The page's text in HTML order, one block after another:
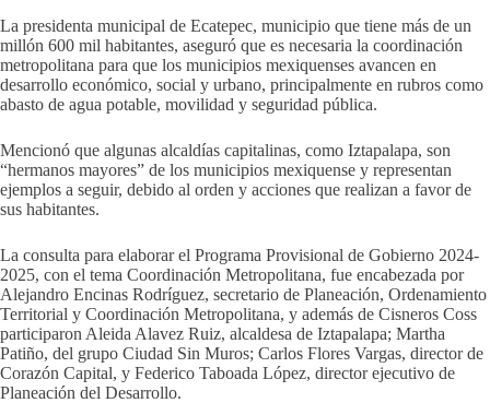
La presidenta municipal de Ecatepec, municipio que tiene más de un
millón 600 mil habitantes, aseguró que es necesaria la coordinación
metropolitana para que los municipios mexiquenses avancen en
desarrollo económico, social y urbano, principalmente en rubros como
abasto de agua potable, movilidad y seguridad pública.
Mencionó que algunas alcaldías capitalinas, como Iztapalapa, son
“hermanos mayores” de los municipios mexiquense y representan
ejemplos a seguir, debido al orden y acciones que realizan a favor de
sus habitantes.
La consulta para elaborar el Programa Provisional de Gobierno 2024-
2025, con el tema Coordinación Metropolitana, fue encabezada por
Alejandro Encinas Rodríguez, secretario de Planeación, Ordenamiento
Territorial y Coordinación Metropolitana, y además de Cisneros Coss
participaron Aleida Alavez Ruiz, alcaldesa de Iztapalapa; Martha
Patiño, del grupo Ciudad Sin Muros; Carlos Flores Vargas, director de
Corazón Capital, y Federico Taboada López, director ejecutivo de
Planeación del Desarrollo.